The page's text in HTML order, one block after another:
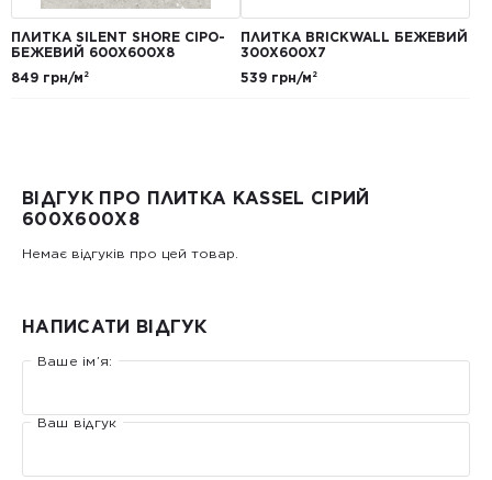
ПЛИТКА SILENT SHORE СІРО-
БЕЖЕВИЙ 600Х600Х8
849 грн/м²
ПЛИТКА BRICKWALL БЕЖЕВИЙ
300Х600Х7
539 грн/м²
ВІДГУК ПРО ПЛИТКА KASSEL СІРИЙ
600X600X8
Немає відгуків про цей товар.
НАПИСАТИ ВІДГУК
Ваше ім’я:
Ваш відгук